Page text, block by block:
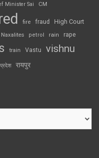
Minister Sai CM
fire fraud High Court
Naxalites petrol rain rape
train Vastu vishnu
रायपुर